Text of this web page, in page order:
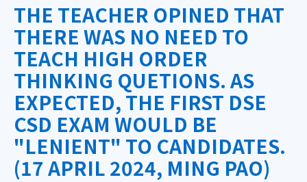
THE TEACHER OPINED THAT
THERE WAS NO NEED TO
TEACH HIGH ORDER
THINKING QUETIONS. AS
EXPECTED, THE FIRST DSE
CSD EXAM WOULD BE
"LENIENT" TO CANDIDATES.
(17 APRIL 2024, MING PAO)